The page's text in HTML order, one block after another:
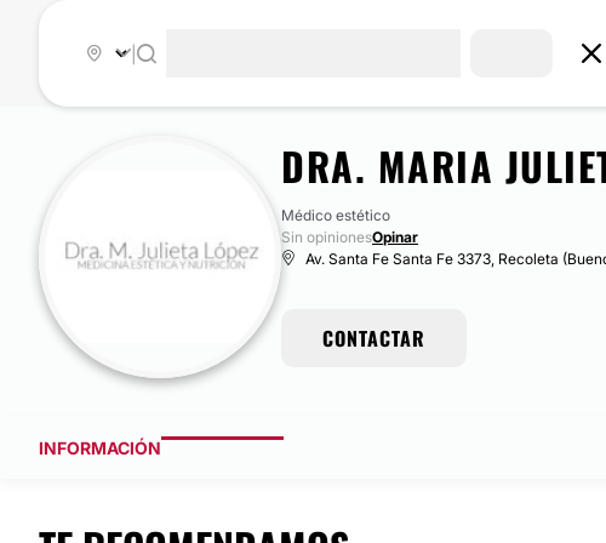
DRA. MARIA
Médico estético
Sin opinionesOpinar
Av. Santa Fe Santa Fe 3373, Recoleta
CONTACTAR
INFORMACIÓN